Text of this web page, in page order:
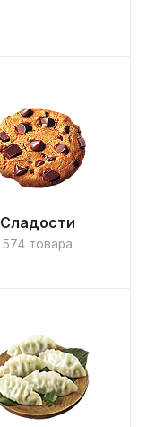
Сладости
574 товара